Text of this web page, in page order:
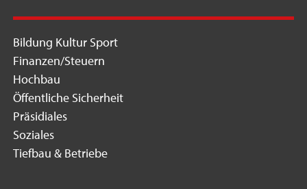
Bildung Kultur Sport
Finanzen/Steuern
Hochbau
Öffentliche Sicherheit
Präsidiales
Soziales
Tiefbau & Betriebe